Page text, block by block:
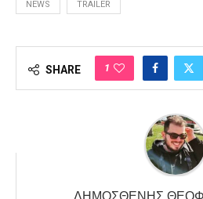
NEWS TRAILER
SHARE 1